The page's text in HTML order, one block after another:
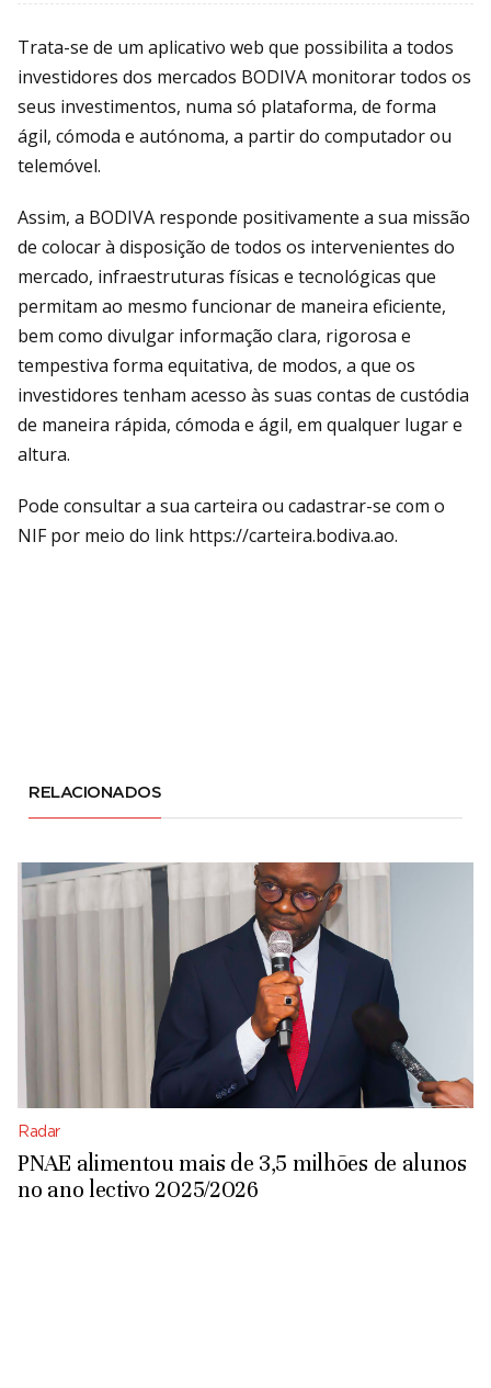
Trata-se de um aplicativo web que possibilita a todos
investidores dos mercados BODIVA monitorar todos os
seus investimentos, numa só plataforma, de forma
ágil, cómoda e autónoma, a partir do computador ou
telemóvel.
Assim, a BODIVA responde positivamente a sua missão
de colocar à disposição de todos os intervenientes do
mercado, infraestruturas físicas e tecnológicas que
permitam ao mesmo funcionar de maneira eficiente,
bem como divulgar informação clara, rigorosa e
tempestiva forma equitativa, de modos, a que os
investidores tenham acesso às suas contas de custódia
de maneira rápida, cómoda e ágil, em qualquer lugar e
altura.
Pode consultar a sua carteira ou cadastrar-se com o
NIF por meio do link https://carteira.bodiva.ao.
RELACIONADOS
Radar
PNAE alimentou mais de 3,5 milhões de alunos
no ano lectivo 2025/2026